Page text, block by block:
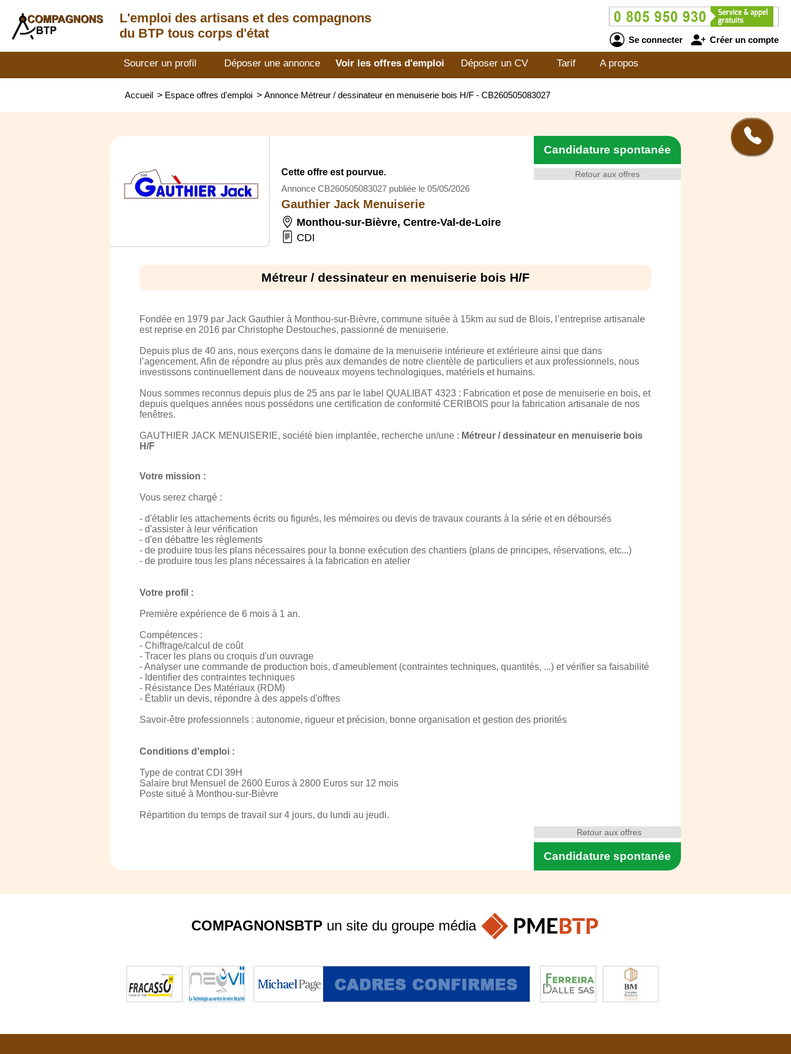
L'emploi des artisans et des compagnons
du BTP tous corps d'état
Se connecter Créer un compte
Sourcer un profil Déposer une annonce Voir les offres d'emploi Déposer un CV Tarif A propos
Accueil > Espace offres d'emploi > Annonce Métreur / dessinateur en menuiserie bois H/F - CB260505083027
Retour aux offres
Candidature spontanée
Cette offre est pourvue.
Annonce CB260505083027 publiée le 05/05/2026
Gauthier Jack Menuiserie
Monthou-sur-Bièvre, Centre-Val-de-Loire
CDI
Métreur / dessinateur en menuiserie bois H/F
Fondée en 1979 par Jack Gauthier à Monthou-sur-Bièvre, commune située à 15km au sud de Blois, l’entreprise artisanale
est reprise en 2016 par Christophe Destouches, passionné de menuiserie.
Depuis plus de 40 ans, nous exerçons dans le domaine de la menuiserie intérieure et extérieure ainsi que dans
l’agencement. Afin de répondre au plus près aux demandes de notre clientèle de particuliers et aux professionnels, nous
investissons continuellement dans de nouveaux moyens technologiques, matériels et humains.
Nous sommes reconnus depuis plus de 25 ans par le label QUALIBAT 4323 : Fabrication et pose de menuiserie en bois, et
depuis quelques années nous possédons une certification de conformité CERIBOIS pour la fabrication artisanale de nos
fenêtres.
GAUTHIER JACK MENUISERIE, société bien implantée, recherche un/une : Métreur / dessinateur en menuiserie bois
H/F
Votre mission :
Vous serez chargé :
- d'établir les attachements écrits ou figurés, les mémoires ou devis de travaux courants à la série et en déboursés
- d'assister à leur vérification
- d'en débattre les règlements
- de produire tous les plans nécessaires pour la bonne exécution des chantiers (plans de principes, réservations, etc...)
- de produire tous les plans nécessaires à la fabrication en atelier
Votre profil :
Première expérience de 6 mois à 1 an.
Compétences :
- Chiffrage/calcul de coût
- Tracer les plans ou croquis d'un ouvrage
- Analyser une commande de production bois, d'ameublement (contraintes techniques, quantités, ...) et vérifier sa faisabilité
- Identifier des contraintes techniques
- Résistance Des Matériaux (RDM)
- Établir un devis, répondre à des appels d'offres
Savoir-être professionnels : autonomie, rigueur et précision, bonne organisation et gestion des priorités
Conditions d'emploi :
Type de contrat CDI 39H
Salaire brut Mensuel de 2600 Euros à 2800 Euros sur 12 mois
Poste situé à Monthou-sur-Bièvre
Répartition du temps de travail sur 4 jours, du lundi au jeudi.
Candidature spontanée
Retour aux offres
COMPAGNONSBTP un site du groupe média